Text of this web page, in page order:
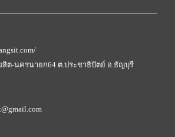
ต-นครนายก64 ต.ประชาธิปัตย์ อ.ธัญบุรี